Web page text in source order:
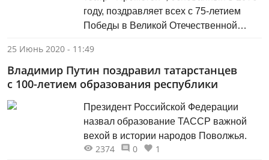
году, поздравляет всех с 75-летием
Победы в Великой Отечественной
25 Июнь 2020 - 11:49
Владимир Путин поздравил татарстанцев
с 100-летием образования республики
Президент Российской Федерации
назвал образование ТАССР важной
вехой в истории народов Поволжья.
2374 0
1